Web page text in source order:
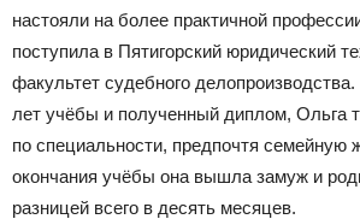
настояли на более практичной
поступила в Пятигорский юридический
факультет судебного
лет учёбы и полученный диплом, Ольга
по специальности, предпочтя семейную
окончания учёбы она вышла замуж и
разницей всего в десять месяцев.